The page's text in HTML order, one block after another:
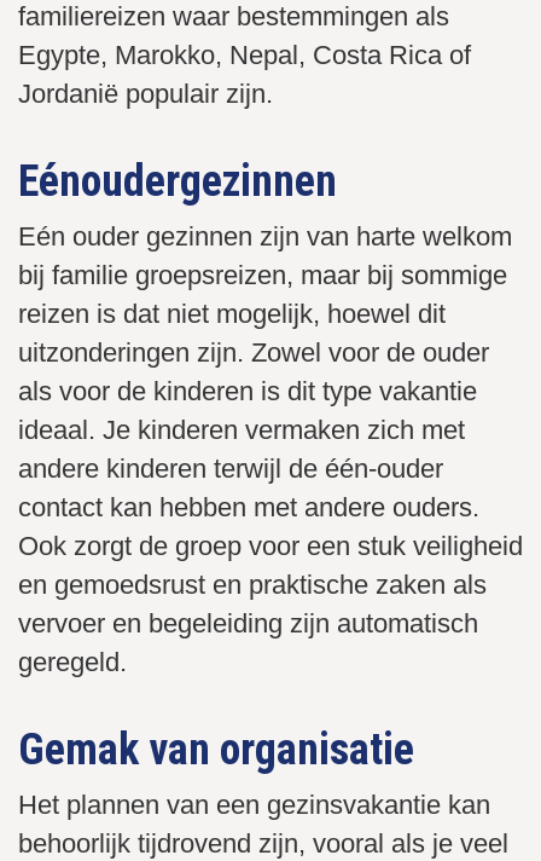
familiereizen waar bestemmingen als
Egypte, Marokko, Nepal, Costa Rica of
Jordanië populair zijn.
Eénoudergezinnen
Eén ouder gezinnen zijn van harte welkom
bij familie groepsreizen, maar bij sommige
reizen is dat niet mogelijk, hoewel dit
uitzonderingen zijn. Zowel voor de ouder
als voor de kinderen is dit type vakantie
ideaal. Je kinderen vermaken zich met
andere kinderen terwijl de één-ouder
contact kan hebben met andere ouders.
Ook zorgt de groep voor een stuk veiligheid
en gemoedsrust en praktische zaken als
vervoer en begeleiding zijn automatisch
geregeld.
Gemak van organisatie
Het plannen van een gezinsvakantie kan
behoorlijk tijdrovend zijn, vooral als je veel